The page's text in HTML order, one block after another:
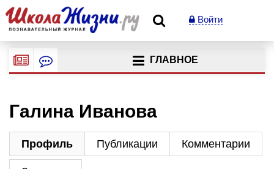
Войти
ГЛАВНОЕ
Галина Иванова
Профиль Публикации Комментарии